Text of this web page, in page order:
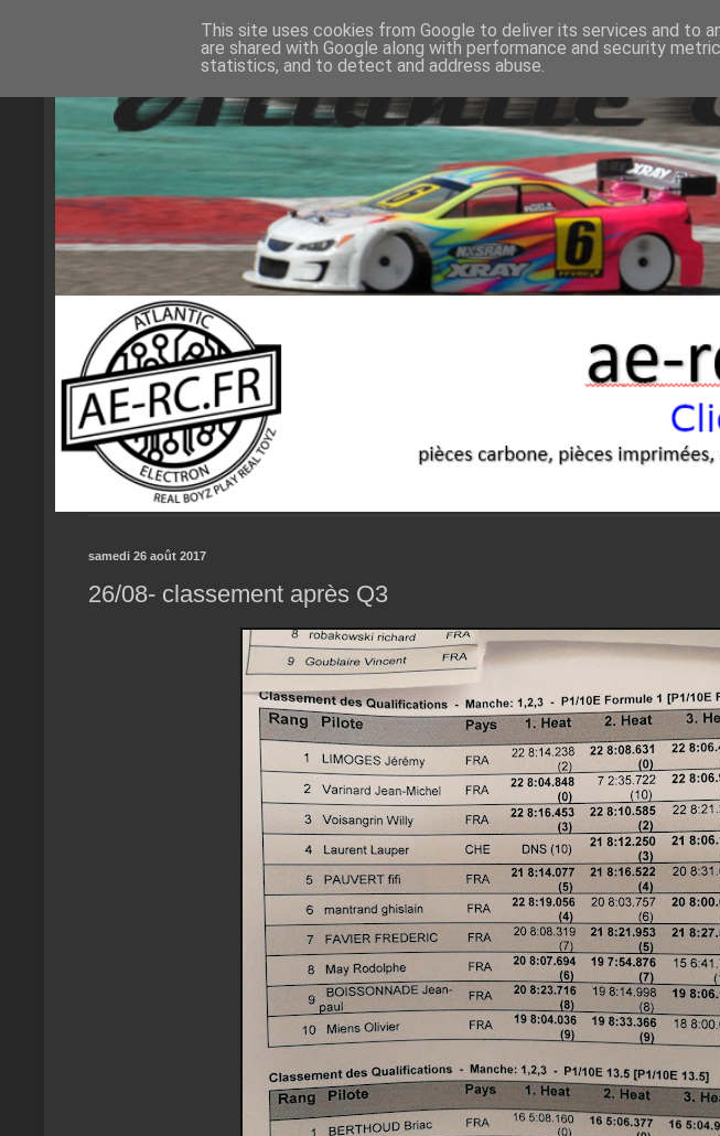
samedi 26 août 2017
26/08- classement après Q3
This site uses cookies from Google to deliver its services and to
are shared with Google along with performance and security
statistics, and to detect and address abuse.